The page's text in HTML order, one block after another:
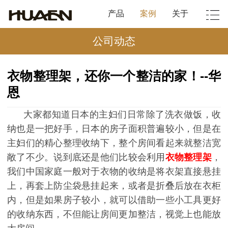
产品 案例 关于
公司动态
衣物整理架，还你一个整洁的家！--华
恩
大家都知道日本的主妇们日常除了洗衣做饭，收
纳也是一把好手，日本的房子面积普遍较小，但是在
主妇们的精心整理收纳下，整个房间看起来就整洁宽
敞了不少。说到底还是他们比较会利用 衣物整理架 ，
我们中国家庭一般对于衣物的收纳是将衣架直接悬挂
上，再套上防尘袋悬挂起来，或者是折叠后放在衣柜
内，但是如果房子较小，就可以借助一些小工具更好
的收纳东西，不但能让房间更加整洁，视觉上也能放